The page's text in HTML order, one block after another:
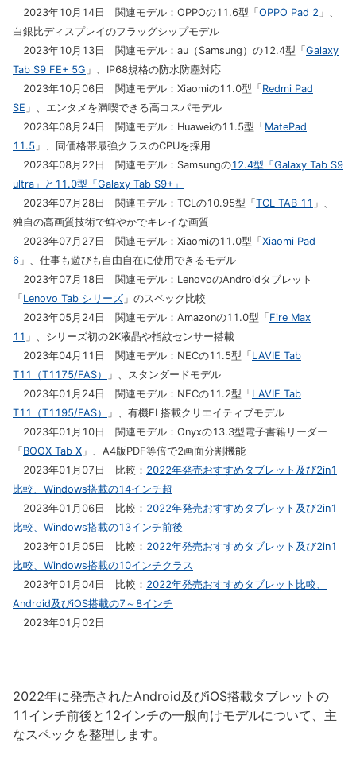
2023年10月14日 関連モデル：OPPOの11.6型「 OPPO Pad 2 」、
白銀比ディスプレイのフラッグシップモデル
2023年10月13日 関連モデル：au（Samsung）の12.4型「 Galaxy
Tab S9 FE+ 5G 」、IP68規格の防水防塵対応
2023年10月06日 関連モデル：Xiaomiの11.0型「 Redmi Pad
SE 」、エンタメを満喫できる高コスパモデル
2023年08月24日 関連モデル：Huaweiの11.5型「 MatePad
11.5 」、同価格帯最強クラスのCPUを採用
2023年08月22日 関連モデル：Samsungの12.4型「Galaxy Tab S9
ultra」と11.0型「Galaxy Tab S9+」
2023年07月28日 関連モデル：TCLの10.95型「 TCL TAB 11 」、
独自の高画質技術で鮮やかでキレイな画質
2023年07月27日 関連モデル：Xiaomiの11.0型「 Xiaomi Pad
6 」、仕事も遊びも自由自在に使用できるモデル
2023年07月18日 関連モデル：LenovoのAndroidタブレット
「 Lenovo Tab シリーズ 」のスペック比較
2023年05月24日 関連モデル：Amazonの11.0型「 Fire Max
11 」、シリーズ初の2K液晶や指紋センサー搭載
2023年04月11日 関連モデル：NECの11.5型「 LAVIE Tab
T11（T1175/FAS）
」、スタンダードモデル
2023年01月24日 関連モデル：NECの11.2型「 LAVIE Tab
T11（T1195/FAS）
」、有機EL搭載クリエイティブモデル
2023年01月10日 関連モデル：Onyxの13.3型電子書籍リーダー
「 BOOX Tab X 」、A4版PDF等倍で2画面分割機能
2023年01月07日 比較： 2022年発売おすすめタブレット及び2in1
比較、Windows搭載の14インチ超
2023年01月06日 比較： 2022年発売おすすめタブレット及び2in1
比較、Windows搭載の13インチ前後
2023年01月05日 比較： 2022年発売おすすめタブレット及び2in1
比較、Windows搭載の10インチクラス
2023年01月04日 比較： 2022年発売おすすめタブレット比較、
Android及びiOS搭載の7～8インチ
2023年01月02日
2022年に発売されたAndroid及びiOS搭載タブレットの
11インチ前後と12インチの一般向けモデルについて、主
なスペックを整理します。